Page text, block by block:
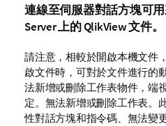
連線至伺服器對話方塊可
Server 上的 QlikView 文件。
請注意，相較於開啟本機文件
啟文件時，可對於文件進行的
法新增或刪除工作表物件，端
定。無法新增或刪除工作表。
性對話方塊和指令碼、無法變